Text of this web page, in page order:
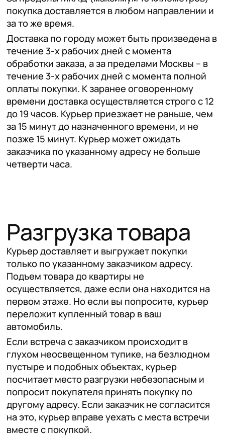
покупка доставляется в любом направлении и
за то же время.
Доставка по городу может быть произведена в
течение 3-х рабочих дней с момента
обработки заказа, а за пределами Москвы – в
течение 3-х рабочих дней с момента полной
оплаты покупки. К заранее оговоренному
времени доставка осуществляется строго с 12
до 19 часов. Курьер приезжает не раньше, чем
за 15 минут до назначенного времени, и не
позже 15 минут. Курьер может ожидать
заказчика по указанному адресу не больше
четверти часа.
Разгрузка товара
Курьер доставляет и выгружает покупки
только по указанному заказчиком адресу.
Подъем товара до квартиры не
осуществляется, даже если она находится на
первом этаже. Но если вы попросите, курьер
переложит купленный товар в ваш
автомобиль.
Если встреча с заказчиком происходит в
глухом неосвещенном тупике, на безлюдном
пустыре и подобных объектах, курьер
посчитает место разгрузки небезопасным и
попросит покупателя принять покупку по
другому адресу. Если заказчик не согласится
на это, курьер вправе уехать с места встречи
вместе с покупкой.